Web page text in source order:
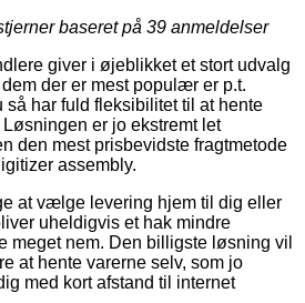
baseret på 39 anmeldelser
giver i øjeblikket et stort udvalg
der er mest populær er p.t.
så har fuld fleksibilitet til at hente
er jo ekstremt let
den mest prisbevidste fragtmetode
assembly.
at vælge levering hjem til dig eller
uheldigvis et hak mindre
meget nem. Den billigste løsning vil
at hente varerne selv, som jo
med kort afstand til internet